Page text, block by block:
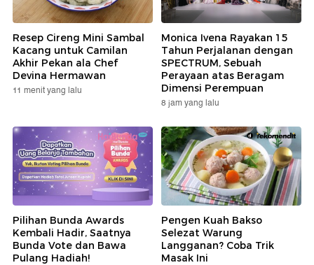
Resep Cireng Mini Sambal
Kacang untuk Camilan
Akhir Pekan ala Chef
Devina Hermawan
11 menit yang lalu
Monica Ivena Rayakan 15
Tahun Perjalanan dengan
SPECTRUM, Sebuah
Perayaan atas Beragam
Dimensi Perempuan
8 jam yang lalu
Pilihan Bunda Awards
Kembali Hadir, Saatnya
Bunda Vote dan Bawa
Pulang Hadiah!
Pengen Kuah Bakso
Selezat Warung
Langganan? Coba Trik
Masak Ini